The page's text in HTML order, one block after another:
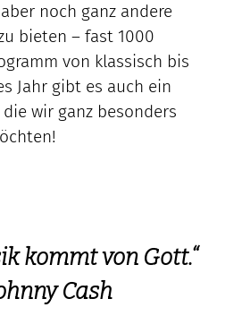
noch ganz andere
bieten – fast 1000
von klassisch bis
Jahr gibt es auch ein
wir ganz besonders
kommt von Gott.“
Cash